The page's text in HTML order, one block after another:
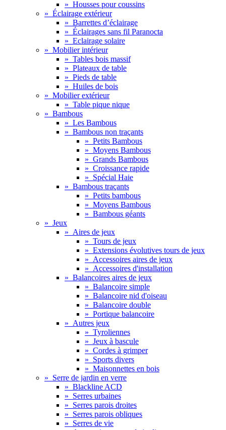
» Housses pour coussins
» Éclairage extérieur
» Barrettes d’éclairage
» Éclairages sans fil Paranocta
» Eclairage solaire
» Mobilier intérieur
» Tables bois massif
» Plateaux de table
» Pieds de table
» Huiles de bois
» Mobilier extérieur
» Table pique nique
» Bambous
» Les Bambous
» Bambous non traçants
» Petits Bambous
» Moyens Bambous
» Grands Bambous
» Croissance rapide
» Spécial Haie
» Bambous traçants
» Petits bambous
» Moyens Bambous
» Bambous géants
» Jeux
» Aires de jeux
» Tours de jeux
» Extensions évolutives tours de jeux
» Accessoires aires de jeux
» Accessoires d'installation
» Balancoires aires de jeux
» Balancoire simple
» Balancoire nid d'oiseau
» Balancoire double
» Portique balancoire
» Autres jeux
» Tyroliennes
» Jeux à bascule
» Cordes à grimper
» Sports divers
» Maisonnettes en bois
» Serre de jardin en verre
» Blackline ACD
» Serres urbaines
» Serres parois droites
» Serres parois obliques
» Serres de vie